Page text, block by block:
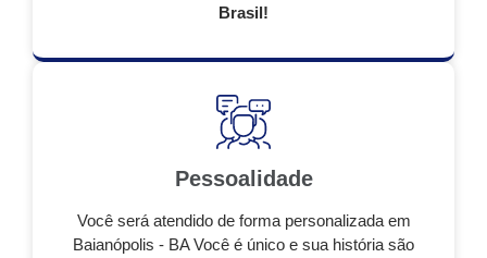
Brasil!
Pessoalidade
Você será atendido de forma personalizada em
Baianópolis - BA Você é único e sua história são